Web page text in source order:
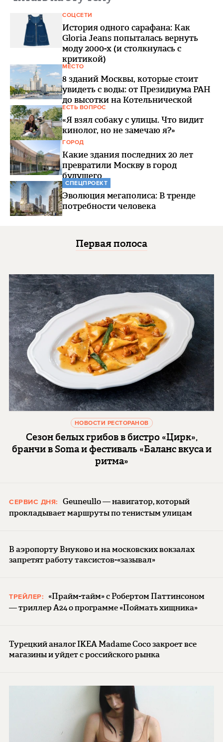
СОЦСЕТИ
История одного сарафана: Как
Gloria Jeans попыталась вернуть
моду 2000-х (и столкнулась с
критикой)
МЕСТО
8 зданий Москвы, которые стоит
увидеть с воды: от Президиума РАН
до высотки на Котельнической
ЕСТЬ ВОПРОС
«Я взял собаку с улицы. Что видит
кинолог, но не замечаю я?»
ГОРОД
Какие здания последних 20 лет
превратили Москву в город
будущего
СПЕЦПРОЕКТ
Эволюция мегаполиса: В тренде
потребности человека
Первая полоса
НОВОСТИ РЕСТОРАНОВ
Сезон белых грибов в бистро «Цирк»,
бранчи в Soma и фестиваль «Баланс вкуса и
ритма»
СЕРВИС ДНЯ:
Geuneullo — навигатор, который
прокладывает маршруты по тенистым улицам
В аэропорту Внуково и на московских вокзалах
запретят работу таксистов-«зазывал»
ТРЕЙЛЕР:
«Прайм-тайм» с Робертом Паттинсоном
— триллер A24 о программе «Поймать хищника»
Турецкий аналог IKEA Madame Coco закроет все
магазины и уйдет с российского рынка